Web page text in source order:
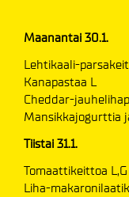
Maanantai 30.1.
Lehtikaali-
Kanapastaa L
Cheddar-
Mansikkajogurttia
Tiistai 31.1.
Tomaattikeittoa L,G
Liha-